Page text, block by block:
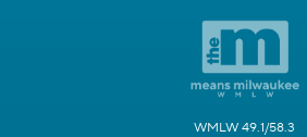
WMLW 49.1/58.3